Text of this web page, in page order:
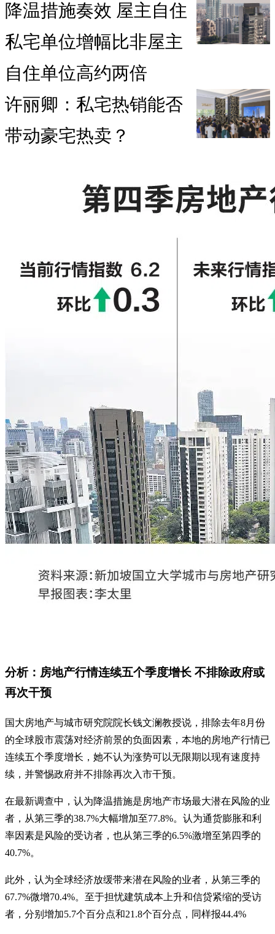
降温措施奏效 屋主自住
私宅单位增幅比非屋主
自住单位高约两倍
许丽卿：私宅热销能否
带动豪宅热卖？
分析：房地产行情连续五个季度增长 不排除政府或
再次干预
国大房地产与城市研究院院长钱文澜教授说，排除去年8月份
的全球股市震荡对经济前景的负面因素，本地的房地产行情已
连续五个季度增长，她不认为涨势可以无限期以现有速度持
续，并警惕政府并不排除再次入市干预。
在最新调查中，认为降温措施是房地产市场最大潜在风险的业
者，从第三季的38.7%大幅增加至77.8%。认为通货膨胀和利
率因素是风险的受访者，也从第三季的6.5%激增至第四季的
40.7%。
此外，认为全球经济放缓带来潜在风险的业者，从第三季的
67.7%微增70.4%。至于担忧建筑成本上升和信贷紧缩的受访
者，分别增加5.7个百分点和21.8个百分点，同样报44.4%